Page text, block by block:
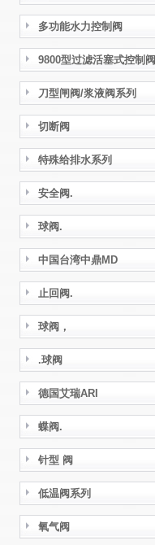
多功能水力控制阀
9800型过滤活塞式控制阀
刀型闸阀/浆液阀系列
切断阀
特殊给排水系列
安全阀.
球阀.
中国台湾中鼎MD
止回阀.
球阀，
.球阀
德国艾瑞ARI
蝶阀.
针型 阀
低温阀系列
氧气阀